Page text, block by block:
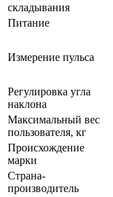
складывания
Питание
Измерение пульса
Регулировка угла
наклона
Максимальный вес
пользователя, кг
Происхождение
марки
Страна-
производитель